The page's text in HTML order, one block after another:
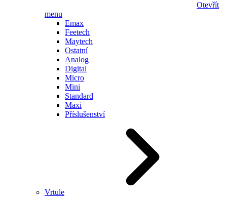
Otevřít
menu
Emax
Feetech
Maytech
Ostatní
Analog
Digital
Micro
Mini
Standard
Maxi
Příslušenství
Vrtule